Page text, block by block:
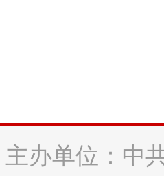
主办单位：中